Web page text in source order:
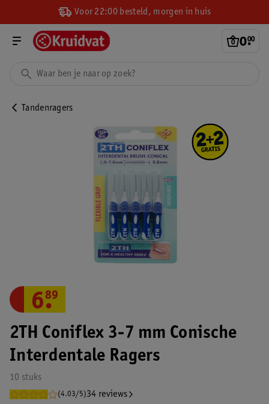
Voor 22:00 besteld, morgen in huis
0.
00
Tandenragers
2TH Coniflex 3-7 mm Conische
Interdentale Ragers
10 stuks
(4.03/5)34 reviews
6.
89